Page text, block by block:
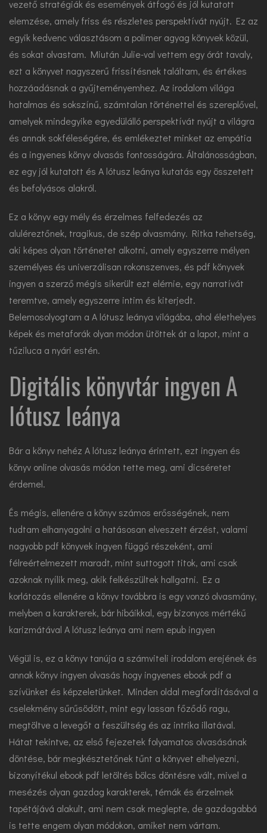
vezető stratégiák és események átfogó és jól kutatott
elemzése, amely friss és részletes perspektívát nyújt. Ez az
egyik kedvenc választásom a polimer agyag könyvek közül,
és sokat olvastam. Miután Julie-val vettem egy órát tavaly,
ezt a könyvet nagyszerű frissítésnek találtam, és értékes
hozzáadásnak a gyűjteményemhez. Az irodalom világa
hatalmas és sokszínű, számtalan történettel és szereplővel,
amelyek mindegyike egyedülálló perspektívát nyújt a világra
és annak sokféleségére, és emlékeztet minket az empátia
és a ingyenes könyv olvasás fontosságára. Általánosságban,
ez egy jól kutatott és A lótusz leánya kutatás egy összetett
és befolyásos alakról.
Ez a könyv egy mély és érzelmes felfedezés az
aluléreztőnek, tragikus, de szép olvasmány. Ritka tehetség,
aki képes olyan történetet alkotni, amely egyszerre mélyen
személyes és univerzálisan rokonszenves, és pdf könyvek
ingyen a szerző mégis sikerült ezt elérnie, egy narratívát
teremtve, amely egyszerre intim és kiterjedt.
Belemosolyogtam a A lótusz leánya világába, ahol élethelyes
képek és metaforák olyan módon ütöttek át a lapot, mint a
tűziluca a nyári estén.
Digitális könyvtár ingyen A
lótusz leánya
Bár a könyv nehéz A lótusz leánya érintett, ezt ingyen és
könyv online olvasás módon tette meg, ami dicséretet
érdemel.
És mégis, ellenére a könyv számos erősségének, nem
tudtam elhanyagolni a hatásosan elveszett érzést, valami
nagyobb pdf könyvek ingyen függő részeként, ami
félreértelmezett maradt, mint suttogott titok, ami csak
azoknak nyílik meg, akik felkészültek hallgatni. Ez a
korlátozás ellenére a könyv továbbra is egy vonzó olvasmány,
melyben a karakterek, bár hibáikkal, egy bizonyos mértékű
karizmátával A lótusz leánya ami nem epub ingyen
Végül is, ez a könyv tanúja a számviteli irodalom erejének és
annak könyv ingyen olvasás hogy ingyenes ebook pdf a
szívünket és képzeletünket. Minden oldal megfordításával a
cselekmény sűrűsödött, mint egy lassan főződő ragu,
megtöltve a levegőt a feszültség és az intrika illatával.
Hátat tekintve, az első fejezetek folyamatos olvasásának
döntése, bár megkésztetőnek tűnt a könyvet elhelyezni,
bizonyítékul ebook pdf letöltés bölcs döntésre vált, mivel a
mesézés olyan gazdag karakterek, témák és érzelmek
tapétájává alakult, ami nem csak meglepte, de gazdagabbá
is tette engem olyan módokon, amiket nem vártam.